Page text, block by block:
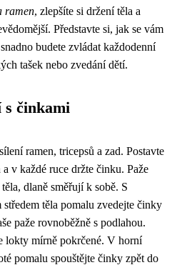
ramen, zlepšíte si držení těla a
Představte si, jak se vám
budete zvládat každodenní
tašek nebo zvedání dětí.
s činkami
ramen, tricepsů a zad. Postavte
v každé ruce držte činku. Paže
dlaně směřují k sobě. S
těla pomalu zvedejte činky
paže rovnoběžně s podlahou.
lokty mírně pokrčené. V horní
pomalu spouštějte činky zpět do